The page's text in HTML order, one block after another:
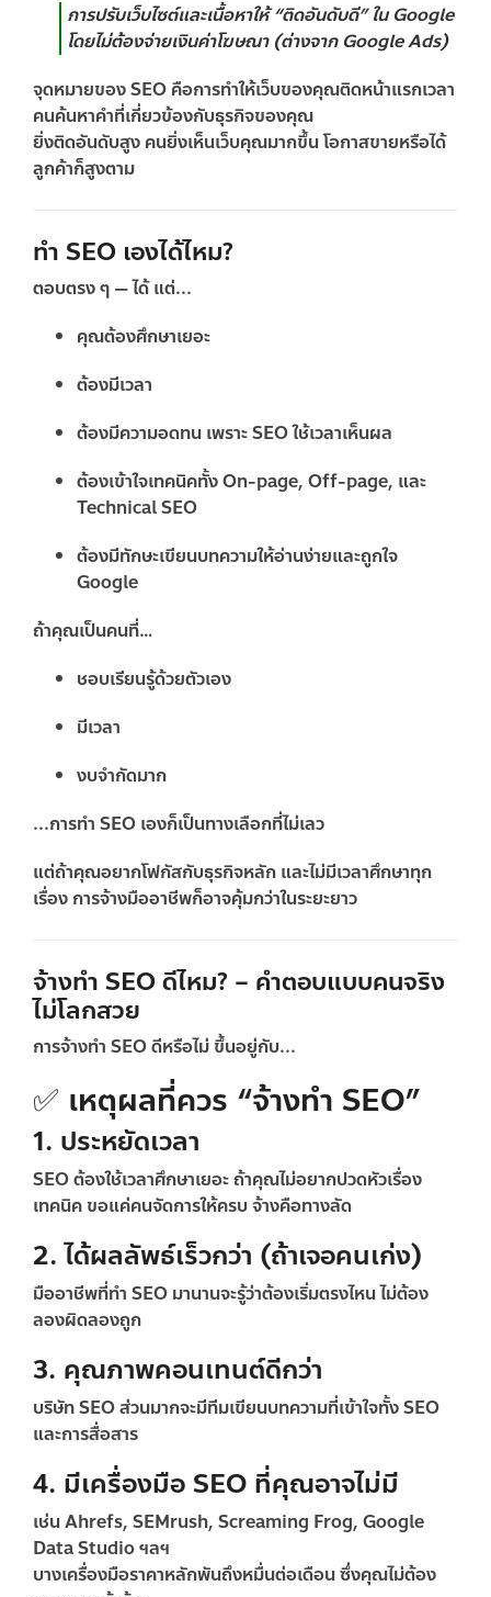
การปรับเว็บไซต์และเนื้อหาให้ “ติดอันดับดี” ใน Google
โดยไม่ต้องจ่ายเงินค่าโฆษณา (ต่างจาก Google Ads)
จุดหมายของ SEO คือการทำให้เว็บของคุณติดหน้าแรกเวลา
คนค้นหาคำที่เกี่ยวข้องกับธุรกิจของคุณ
ยิ่งติดอันดับสูง คนยิ่งเห็นเว็บคุณมากขึ้น โอกาสขายหรือได้
ลูกค้าก็สูงตาม
ทำ SEO เองได้ไหม?
ตอบตรง ๆ —ได้แต่...
คุณต้องศึกษาเยอะ
ต้องมีเวลา
ต้องมีความอดทน เพราะ SEO ใช้เวลาเห็นผล
ต้องเข้าใจเทคนิคทั้ง On-page, Off-page, และ
Technical SEO
ต้องมีทักษะเขียนบทความให้อ่านง่ายและถูกใจ
Google
ถ้าคุณเป็นคนที่…
ชอบเรียนรู้ด้วยตัวเอง
มีเวลา
งบจำกัดมาก
...การทำ SEO เองก็เป็นทางเลือกที่ไม่เลว
แต่ถ้าคุณอยากโฟกัสกับธุรกิจหลัก และไม่มีเวลาศึกษาทุก
เรื่อง การจ้างมืออาชีพก็อาจคุ้มกว่าในระยะยาว
จ้างทำ SEO ดีไหม? – คำตอบแบบคนจริง
ไม่โลกสวย
การจ้างทำ SEOดีหรือไม่ ขึ้นอยู่กับ...
✅ เหตุผลที่ควร “จ้างทำ SEO”
1. ประหยัดเวลา
SEO ต้องใช้เวลาศึกษาเยอะ ถ้าคุณไม่อยากปวดหัวเรื่อง
เทคนิค ขอแค่คนจัดการให้ครบ จ้างคือทางลัด
2. ได้ผลลัพธ์เร็วกว่า (ถ้าเจอคนเก่ง)
มืออาชีพที่ทำ SEO มานานจะรู้ว่าต้องเริ่มตรงไหน ไม่ต้อง
ลองผิดลองถูก
3. คุณภาพคอนเทนต์ดีกว่า
บริษัท SEO ส่วนมากจะมีทีมเขียนบทความที่เข้าใจทั้ง SEO
และการสื่อสาร
4. มีเครื่องมือ SEO ที่คุณอาจไม่มี
เช่น Ahrefs, SEMrush, Screaming Frog, Google
Data Studio ฯลฯ
บางเครื่องมือราคาหลักพันถึงหมื่นต่อเดือน ซึ่งคุณไม่ต้อง